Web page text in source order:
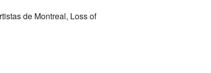
de Montreal, Loss of